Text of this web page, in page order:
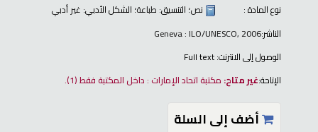
نوع المادة :
نص؛ التنسيق: طباعة؛ الشكل الأدبي: غير أدبي
الناشر:Geneva : ILO/UNESCO, 2006
الوصول إلى الانترنت:Full text
الإتاحة:غير متاح: مكتبة اتحاد الإمارات : داخل المكتبة فقط(1).
أضف إلى السلة